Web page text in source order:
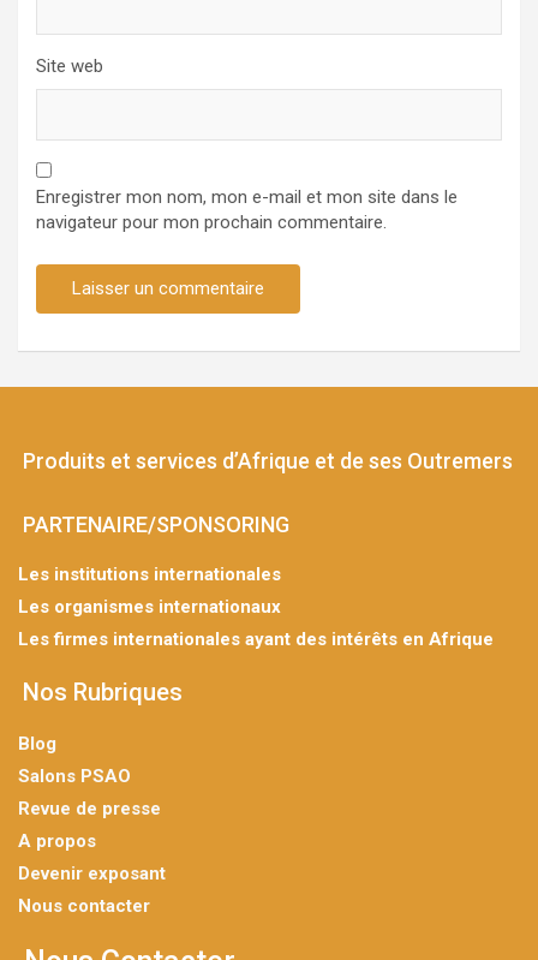
Site web
Enregistrer mon nom, mon e-mail et mon site dans le
navigateur pour mon prochain commentaire.
Produits et services d’Afrique et de ses Outremers
PARTENAIRE/SPONSORING
Les institutions internationales
Les organismes internationaux
Les firmes internationales ayant des intérêts en Afrique
Nos Rubriques
Blog
Salons PSAO
Revue de presse
A propos
Devenir exposant
Nous contacter